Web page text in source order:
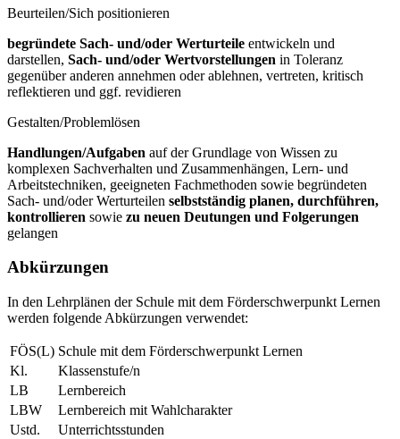
Beurteilen/Sich positionieren
begründete Sach- und/oder Werturteile entwickeln und
darstellen, Sach- und/oder Wertvorstellungen in Toleranz
gegenüber anderen annehmen oder ablehnen, vertreten, kritisch
reflektieren und ggf. revidieren
Gestalten/Problemlösen
Handlungen/Aufgaben auf der Grundlage von Wissen zu
komplexen Sachverhalten und Zusammenhängen, Lern- und
Arbeitstechniken, geeigneten Fachmethoden sowie begründeten
Sach- und/oder Werturteilen selbstständig planen, durchführen,
kontrollieren sowie zu neuen Deutungen und Folgerungen
gelangen
Abkürzungen
In den Lehrplänen der Schule mit dem Förderschwerpunkt Lernen
werden folgende Abkürzungen verwendet:
FÖS(L) Schule mit dem Förderschwerpunkt Lernen
Kl.
Klassenstufe/n
LB
Lernbereich
LBW
Lernbereich mit Wahlcharakter
Ustd.
Unterrichtsstunden